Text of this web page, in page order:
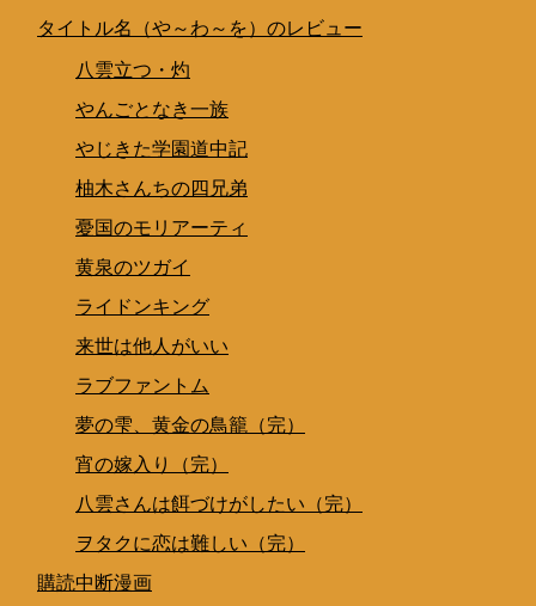
タイトル名（や～わ～を）のレビュー
八雲立つ・灼
やんごとなき一族
やじきた学園道中記
柚木さんちの四兄弟
憂国のモリアーティ
黄泉のツガイ
ライドンキング
来世は他人がいい
ラブファントム
夢の雫、黄金の鳥籠（完）
宵の嫁入り（完）
八雲さんは餌づけがしたい（完）
ヲタクに恋は難しい（完）
購読中断漫画